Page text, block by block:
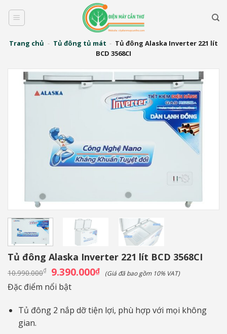
qua
dungTrang chủ - Tủ đông tủ mát - Tủ đông Alaska Inverter 221 lít
BCD 3568CI
Tủ đông Alaska Inverter 221 lít BCD 3568CI
10.990.000₫ Giá
gốc
là:
10.990.000₫.
9.390.000₫Giá
hiện
(Giá đã bao gồm 10% VAT)
Đặc điểm nổi bật
Tủ đông 2 nắp dỡ tiện lợi, phù hợp với mọi không
gian.